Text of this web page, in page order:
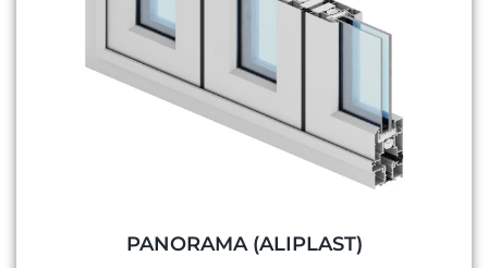
PANORAMA (ALIPLAST)